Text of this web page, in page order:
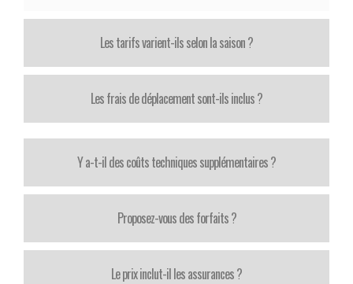
Les tarifs varient-ils selon la saison ?
Les frais de déplacement sont-ils inclus ?
Y a-t-il des coûts techniques supplémentaires ?
Proposez-vous des forfaits ?
Le prix inclut-il les assurances ?